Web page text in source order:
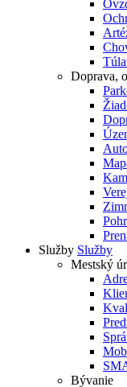
Doprava,
Služby Služby
Mestský
Bývanie